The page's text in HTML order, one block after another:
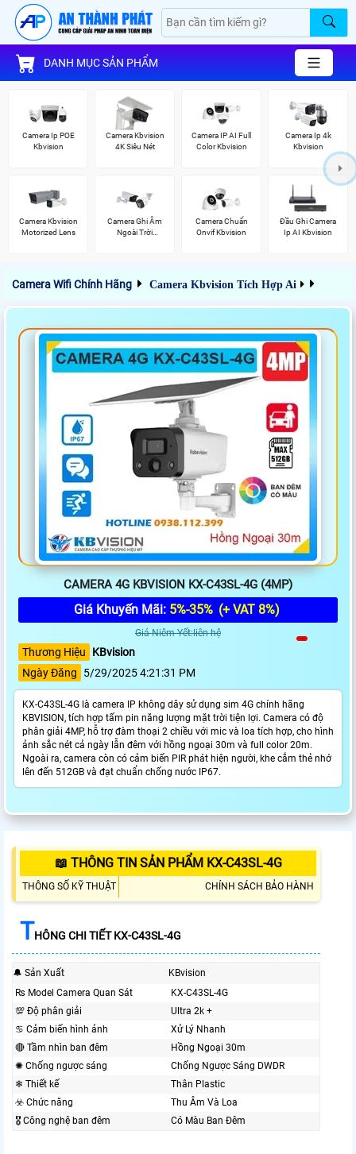
DANH MỤC SẢN PHẨM
Camera Ip POE
Kbvision
Camera Kbvision
4K Siêu Nét
Camera IP AI Full
Color Kbvision
Camera Ip 4k
Kbvision
Camera Kbvision
Motorized Lens
Camera Ghi Âm
Ngoài Trời
Camera Chuẩn
Onvif Kbvision
Đầu Ghi Camera
Ip AI Kbvision
Camera Wifi Chính Hãng Camera Kbvision Tích Hợp Ai
CAMERA 4G KBVISION KX-C43SL-4G (4MP)
Giá Khuyến Mãi: 5%-35% (+ VAT 8%)
Giá Niêm Yết:liên hệ
Thương Hiệu
KBvision
Ngày Đăng
5/29/2025 4:21:31 PM
KX-C43SL-4G là camera IP không dây sử dụng sim 4G chính hãng
KBVISION, tích hợp tấm pin năng lượng mặt trời tiện lợi. Camera có độ
phân giải 4MP, hỗ trợ đàm thoại 2 chiều với mic và loa tích hợp, cho hình
ảnh sắc nét cả ngày lẫn đêm với hồng ngoại 30m và full color 20m.
Ngoài ra, camera còn có cảm biến PIR phát hiện người, khe cắm thẻ nhớ
lên đến 512GB và đạt chuẩn chống nước IP67.
📖 THÔNG TIN SẢN PHẨM KX-C43SL-4G
THÔNG SỐ KỸ THUẬT CHÍNH SÁCH BẢO HÀNH
THÔNG CHI TIẾT KX-C43SL-4G
🔔 Sản Xuất
KBvision
₨ Model Camera Quan Sát
KX-C43SL-4G
💯 Độ phân giải
Ultra 2k +
♋ Cảm biến hình ảnh
Xử Lý Nhanh
🔴 Tầm nhìn ban đêm
Hồng Ngoại 30m
✺ Chống ngược sáng
Chống Ngược Sáng DWDR
❄ Thiết kế
Thân Plastic
☣️ Chức năng
Thu Âm Và Loa
🎖️ Công nghệ ban đêm
Có Màu Ban Ðêm